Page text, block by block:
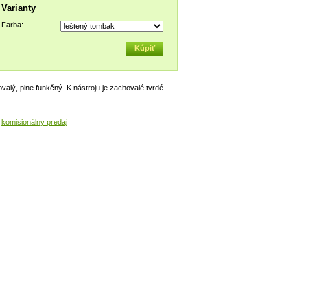
Varianty
Farba:
plne funkčný. K nástroju je zachovalé tvrdé
komisionálny predaj